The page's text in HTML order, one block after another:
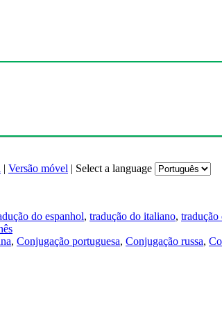
| Versão móvel | Select a language
do espanhol, tradução do italiano, tradução
, Conjugação portuguesa, Conjugação russa,